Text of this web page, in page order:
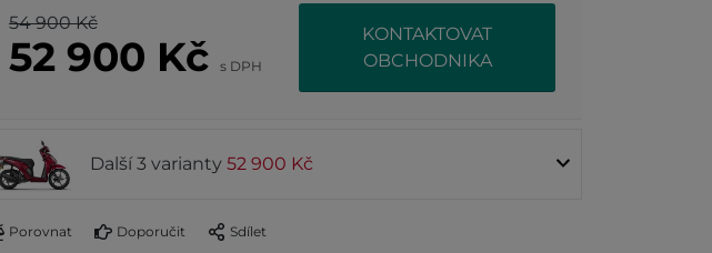
54 900 Kč
52 900 Kč s DPH
KONTAKTOVAT
OBCHODNIKA
Další 3 varianty 52 900 Kč
Porovnat Doporučit Sdílet